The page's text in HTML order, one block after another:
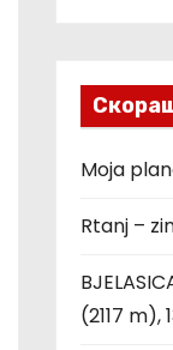
Moja
Rtanj –
(2117 m),